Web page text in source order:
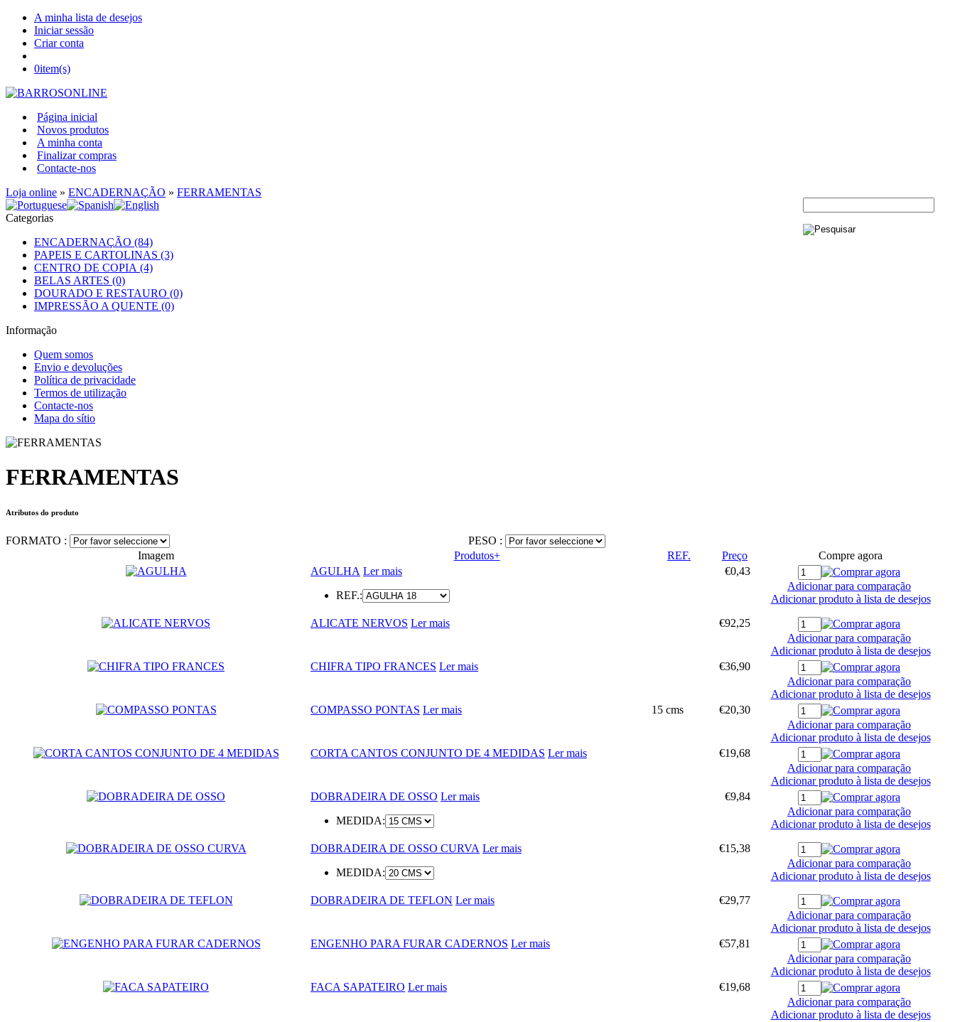
A minha lista de desejos
Iniciar sessão
Criar conta
0item(s)
Página inicial
Novos produtos
A minha conta
Finalizar compras
Contacte-nos
Loja online » ENCADERNAÇÃO » FERRAMENTAS
Categorias
ENCADERNAÇÃO (84)
PAPEIS E CARTOLINAS (3)
CENTRO DE COPIA (4)
BELAS ARTES (0)
DOURADO E RESTAURO (0)
IMPRESSÃO A QUENTE (0)
Informação
Quem somos
Envio e devoluções
Política de privacidade
Termos de utilização
Contacte-nos
Mapa do sítio
FERRAMENTAS
Atributos do produto
FORMATO :
PESO :
Imagem
Produtos+ REF. Preço
Compre agora
AGULHA Ler mais
REF.:
€0,43
Adicionar para comparação
Adicionar produto à lista de desejos
ALICATE NERVOS Ler mais
€92,25
Adicionar para comparação
Adicionar produto à lista de desejos
CHIFRA TIPO FRANCES Ler mais
€36,90
Adicionar para comparação
Adicionar produto à lista de desejos
COMPASSO PONTAS Ler mais 15 cms
€20,30
Adicionar para comparação
Adicionar produto à lista de desejos
CORTA CANTOS CONJUNTO DE 4 MEDIDAS Ler mais
€19,68
Adicionar para comparação
Adicionar produto à lista de desejos
DOBRADEIRA DE OSSO Ler mais
MEDIDA:
€9,84
Adicionar para comparação
Adicionar produto à lista de desejos
DOBRADEIRA DE OSSO CURVA Ler mais
MEDIDA:
€15,38
Adicionar para comparação
Adicionar produto à lista de desejos
DOBRADEIRA DE TEFLON Ler mais
€29,77
Adicionar para comparação
Adicionar produto à lista de desejos
ENGENHO PARA FURAR CADERNOS Ler mais
€57,81
Adicionar para comparação
Adicionar produto à lista de desejos
FACA SAPATEIRO Ler mais
€19,68
Adicionar para comparação
Adicionar produto à lista de desejos